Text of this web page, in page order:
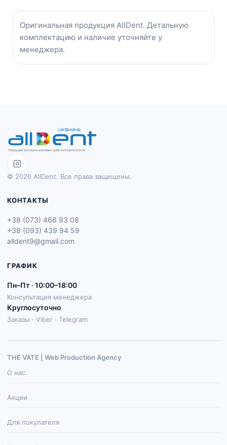
Оригинальная продукция AllDent. Детальную
комплектацию и наличие уточняйте у
менеджера.
© 2026 AllDent. Все права защищены.
КОНТАКТЫ
+38 (073) 466 93 08
+38 (093) 439 94 59
alldent9@gmail.com
ГРАФИК
Пн–Пт · 10:00–18:00
Консультация менеджера
Круглосуточно
Заказы · Viber · Telegram
THE VATE | Web Production Agenсy
О нас
Акции
Для покупателя